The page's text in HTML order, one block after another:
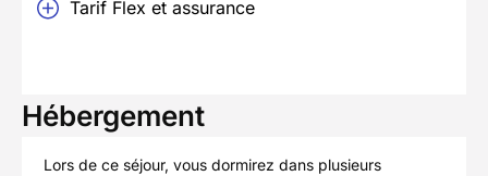
Tarif Flex et assurance
Hébergement
Lors de ce séjour, vous dormirez dans plusieurs